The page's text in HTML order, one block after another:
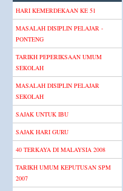
HARI KEMERDEKAAN KE 51
MASALAH DISIPLIN PELAJAR -
PONTENG
TARIKH PEPERIKSAAN UMUM
SEKOLAH
MASALAH DISIPLIN PELAJAR
SEKOLAH
SAJAK UNTUK IBU
SAJAK HARI GURU
40 TERKAYA DI MALAYSIA 2008
TARIKH UMUM KEPUTUSAN SPM
2007